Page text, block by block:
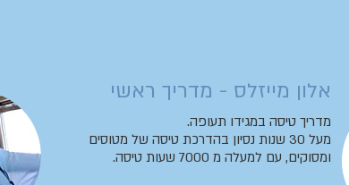
אלון מייזלס - מדריך ראשי
מדריך טיסה במגידו תעופה.
מעל 30 שנות נסיון בהדרכת טיסה של מטוסים
ומסוקים, עם למעלה מ 7000 שעות טיסה.